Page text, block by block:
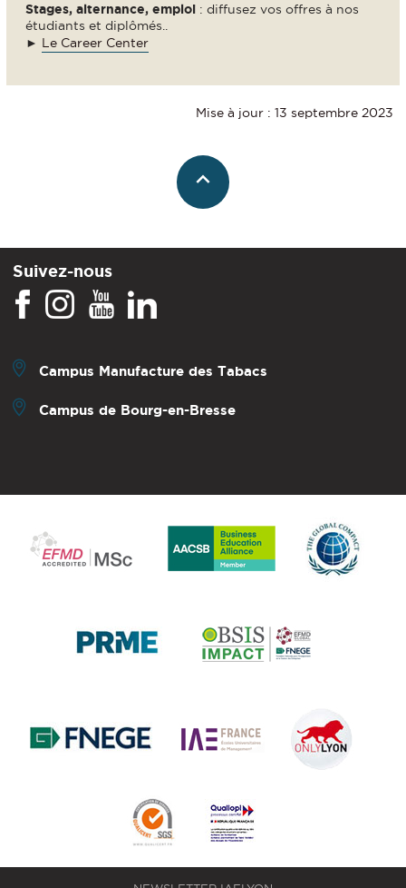
Stages, alternance, emploi : diffusez vos offres à nos
étudiants et diplômés..
► Le Career Center
Mise à jour : 13 septembre 2023
Suivez-nous
Campus Manufacture des Tabacs
Campus de Bourg-en-Bresse